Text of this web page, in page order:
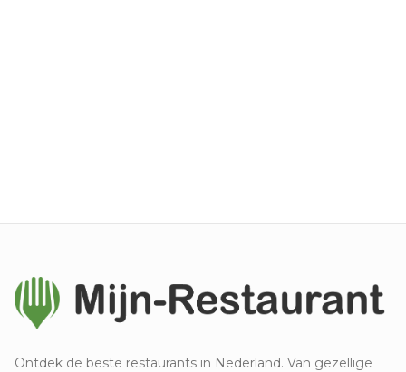
Ontdek de beste restaurants in Nederland. Van gezellige